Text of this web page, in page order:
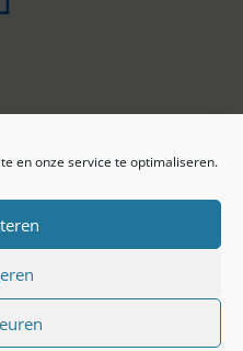
en onze service te optimaliseren.